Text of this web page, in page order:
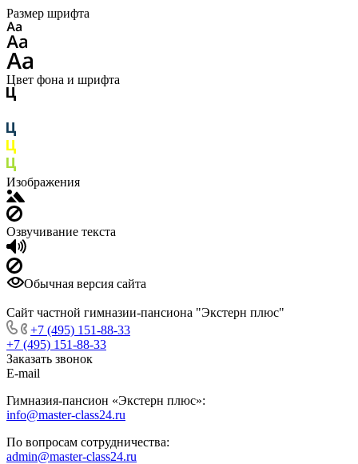
Размер шрифта
Цвет фона и шрифта
Изображения
Озвучивание текста
Обычная версия сайта
Сайт частной гимназии-пансиона "Экстерн плюс"
+7 (495) 151-88-33
+7 (495) 151-88-33
Заказать звонок
E-mail
Гимназия-пансион «Экстерн плюс»:
info@master-class24.ru
По вопросам сотрудничества:
admin@master-class24.ru